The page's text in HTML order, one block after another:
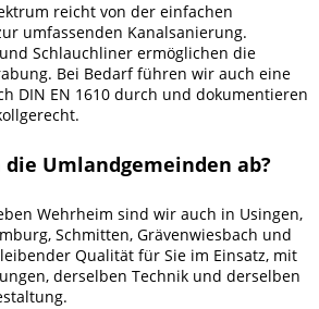
reicht von der einfachen
umfassenden Kanalsanierung.
Schlauchliner ermöglichen die
Bei Bedarf führen wir auch eine
DIN EN 1610 durch und dokumentieren
die Umlandgemeinden ab?
Wehrheim sind wir auch in Usingen,
Schmitten, Grävenwiesbach und
Qualität für Sie im Einsatz, mit
derselben Technik und derselben